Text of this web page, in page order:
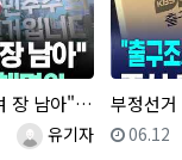
어가자 뒷북 해명
등록자유기자
부정선거
등록일
06.12